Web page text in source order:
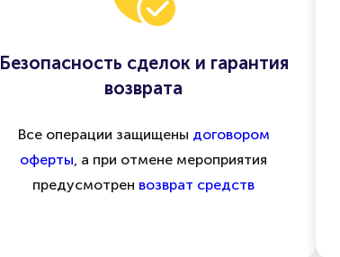
Безопасность сделок и гарантия
возврата
Все операции защищены договором
оферты , а при отмене мероприятия
предусмотрен возврат средств